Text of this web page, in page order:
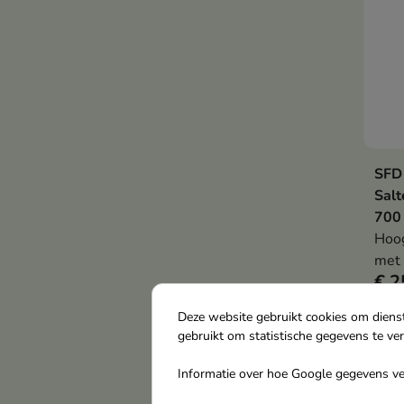
700
met
dat
€
-
Deze website gebruikt cookies om
gebruikt om statistische gegevens te
Informatie over hoe Google gegevens